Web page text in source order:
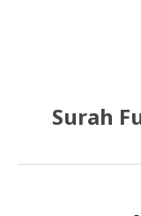
Surah